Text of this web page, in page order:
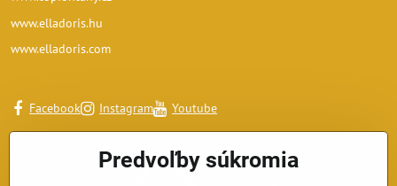
www.elladoris.hu
www.elladoris.com
Facebook Instagram Youtube
Predvoľby súkromia